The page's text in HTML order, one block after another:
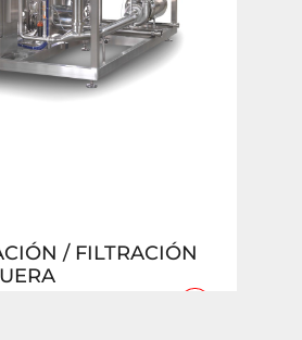
/ FILTRACIÓN
+